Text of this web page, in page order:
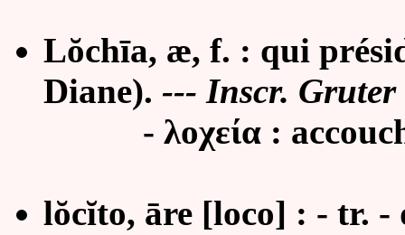
Lŏchīa, æ, f. : qui
Diane). --- Inscr. Gruter
- λοχεία :
lŏcĭto, āre [loco] : - tr. -